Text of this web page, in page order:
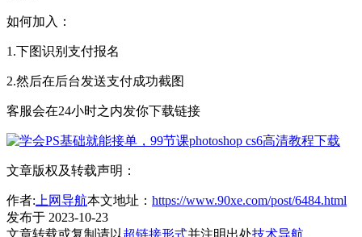
如何加入：
1.下图识别支付报名
2.然后在后台发送支付成功截图
客服会在24小时之内发你下载链接
文章版权及转载声明：
作者: 上网导航本文地址： https://www.90xe.com/post/6484.html
发布于 2023-10-23
文章转载或复制请以超链接形式并注明出处技术导航